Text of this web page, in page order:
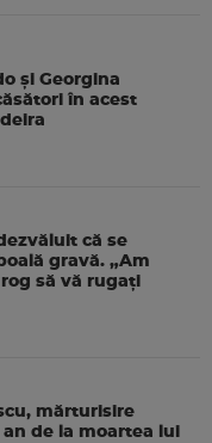
și Georgina
în acest
că se
gravă. „Am
să vă rugați
mărturisire
de la moartea lui